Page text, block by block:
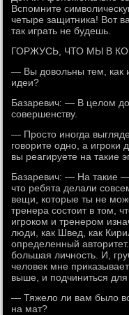
Вспомните
четыре защитника! Вот
так играть не будешь.
ГОРЖУСЬ, ЧТО МЫ В
— Вы довольны тем, как
идеи?
Базаревич: — В целом
совершенству.
— Просто иногда
говорите одно, а игроки
вы реагируете на такие
Базаревич: — На такие
что ребята делали
вещи, которые ты не
тренера состоит в том,
игроком и тренером
люди, как Швед, как
определенный
большая личность. И,
человек мне
выше, и подчиниться для
— Тяжело ли вам было
на мат?